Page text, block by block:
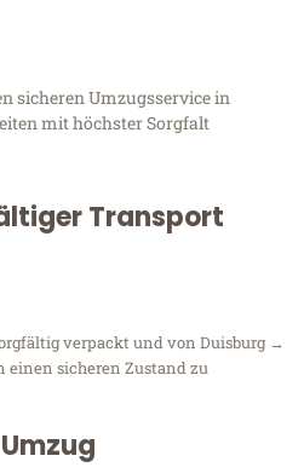
sicheren Umzugsservice in
mit höchster Sorgfalt
Transport
verpackt und von Duisburg →
sicheren Zustand zu